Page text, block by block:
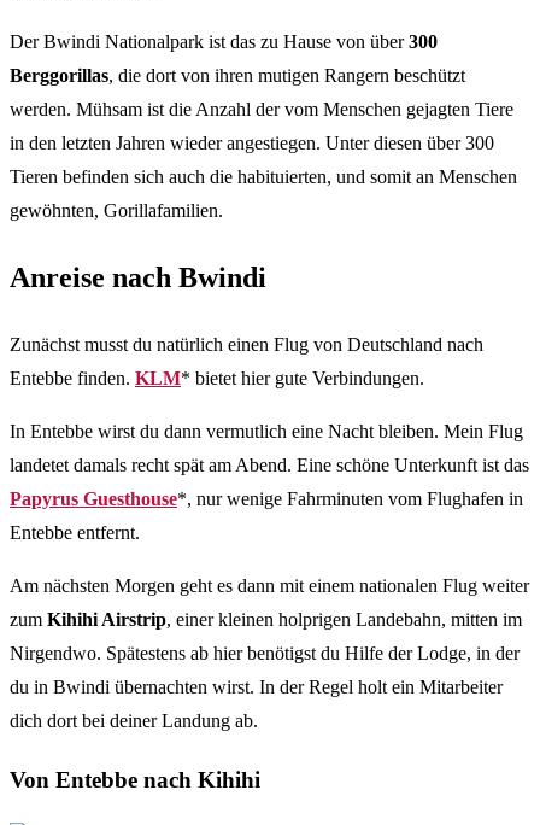
Der Bwindi Nationalpark ist das zu Hause von über300
Berggorillas, die dort von ihren mutigen Rangern beschützt
werden. Mühsam ist die Anzahl der vom Menschen gejagten Tiere
in den letzten Jahren wieder angestiegen. Unter diesen über 300
Tieren befinden sich auch die habituierten, und somit an Menschen
gewöhnten, Gorillafamilien.
Anreise nach Bwindi
Zunächst musst du natürlich einen Flug von Deutschland nach
Entebbe finden. KLM* bietet hier gute Verbindungen.
In Entebbe wirst du dann vermutlich eine Nacht bleiben. Mein Flug
landetet damals recht spät am Abend. Eine schöne Unterkunft ist das
Papyrus Guesthouse*, nur wenige Fahrminuten vom Flughafen in
Entebbe entfernt.
Am nächsten Morgen geht es dann mit einem nationalen Flug weiter
zum Kihihi Airstrip, einer kleinen holprigen Landebahn, mitten im
Nirgendwo. Spätestens ab hier benötigst du Hilfe der Lodge, in der
du in Bwindi übernachten wirst. In der Regel holt ein Mitarbeiter
dich dort bei deiner Landung ab.
Von Entebbe nach Kihihi